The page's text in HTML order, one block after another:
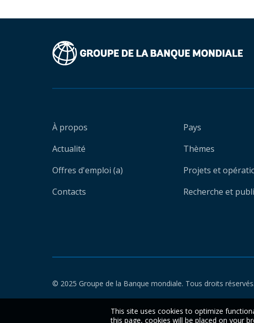
À propos
Actualité
Offres d'emploi (a)
Contacts
Pays
Thèmes
Projets et
Recherche et
© 2025 Groupe de la Banque mondiale. Tous droits réservés.
This site uses cookies to optimize
this page, cookies will be placed on your